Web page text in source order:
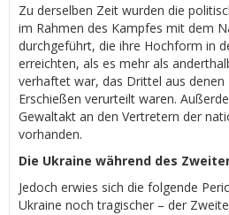
Zu derselben Zeit wurden die
im Rahmen des Kampfes mit dem
durchgeführt, die ihre Hochform in
erreichten, als es mehr als
verhaftet war, das Drittel aus denen
Erschießen verurteilt waren.
Gewaltakt an den Vertretern der
vorhanden.
Die Ukraine während des
Jedoch erwies sich die folgende
Ukraine noch tragischer – der